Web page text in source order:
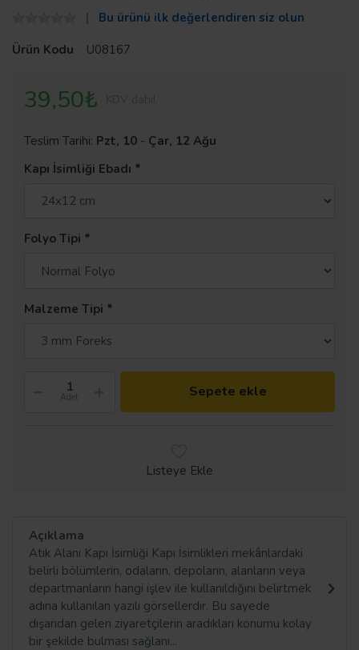
Bu ürünü ilk değerlendiren siz olun
Ürün Kodu
U08167
39,50₺
Teslim Tarihi: Pzt, 10 - Çar, 12 Ağu
Kapı İsimliği Ebadı
Folyo Tipi
Malzeme Tipi
Adet Sepete ekle
Listeye Ekle
Açıklama
Atık Alanı Kapı İsimliği Kapı İsimlikleri mekânlardaki
belirli bölümlerin, odaların, depoların, alanların veya
departmanların hangi işlev ile kullanıldığını belirtmek
adına kullanılan yazılı görsellerdir. Bu sayede
dışarıdan gelen ziyaretçilerin aradıkları konumu kolay
bir şekilde bulması sağlanı...